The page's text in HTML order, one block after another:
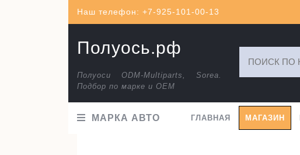
Наш телефон: +7-925-101-00-13
Полуось.рф
Полуоси ODM-Multiparts, Sorea.
Подбор по марке и ОЕМ
МАРКА АВТО ГЛАВНАЯ МАГАЗИН